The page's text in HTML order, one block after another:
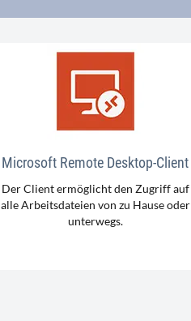
Microsoft Remote Desktop-Client
Der Client ermöglicht den Zugriff auf
alle Arbeitsdateien von zu Hause oder
unterwegs.